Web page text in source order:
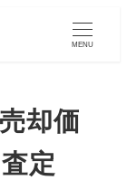
MENU
却価
定